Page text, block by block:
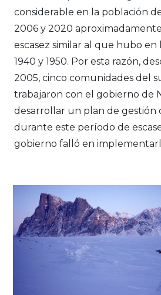
considerable en la población
2006 y 2020
escasez similar al que hubo en
1940 y 1950. Por esta razón,
2005, cinco comunidades del
trabajaron con el gobierno de
desarrollar un plan de gestión
durante este período de
gobierno falló en